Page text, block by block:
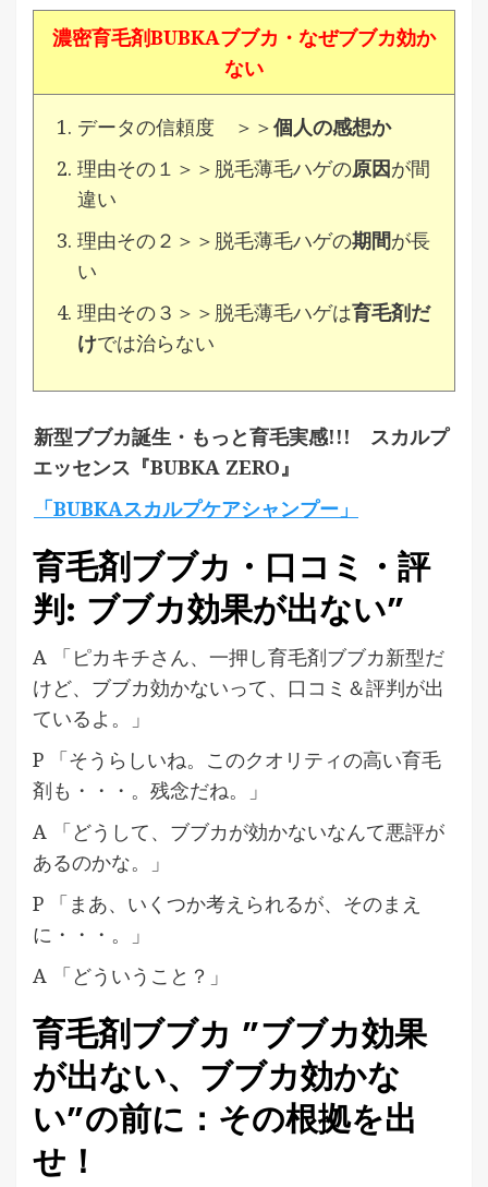
濃密育毛剤BUBKAブブカ・なぜブブカ効か
ない
データの信頼度 ＞＞個人の感想か
理由その１＞＞脱毛薄毛ハゲの原因が間
違い
理由その２＞＞脱毛薄毛ハゲの期間が長
い
理由その３＞＞脱毛薄毛ハゲは育毛剤だ
けでは治らない
新型ブブカ誕生・もっと育毛実感!!! スカルプ
エッセンス『BUBKA ZERO』
「BUBKAスカルプケアシャンプー」
育毛剤ブブカ・口コミ・評
判: ブブカ効果が出ない”
A 「ピカキチさん、一押し育毛剤ブブカ新型だ
けど、ブブカ効かないって、口コミ＆評判が出
ているよ。」
P 「そうらしいね。このクオリティの高い育毛
剤も・・・。残念だね。」
A 「どうして、ブブカが効かないなんて悪評が
あるのかな。」
P 「まあ、いくつか考えられるが、そのまえ
に・・・。」
A 「どういうこと？」
育毛剤ブブカ ”ブブカ効果
が出ない、ブブカ効かな
い”の前に：その根拠を出
せ！